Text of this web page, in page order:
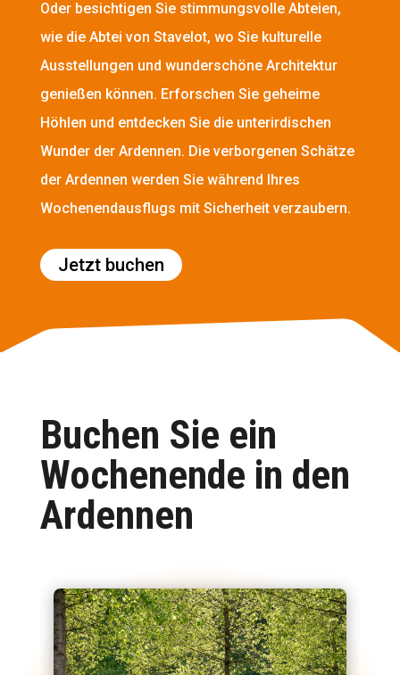
Oder besichtigen Sie stimmungsvolle Abteien,
wie die Abtei von Stavelot, wo Sie kulturelle
Ausstellungen und wunderschöne Architektur
genießen können. Erforschen Sie geheime
Höhlen und entdecken Sie die unterirdischen
Wunder der Ardennen. Die verborgenen Schätze
der Ardennen werden Sie während Ihres
Wochenendausflugs mit Sicherheit verzaubern.
Jetzt buchen
Buchen Sie ein
Wochenende in den
Ardennen